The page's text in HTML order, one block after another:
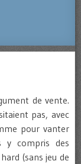
de vente.
pas, avec
pour vanter
y compris des
(sans jeu de